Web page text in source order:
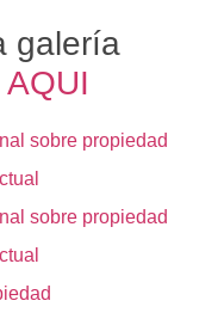
galería
AQUI